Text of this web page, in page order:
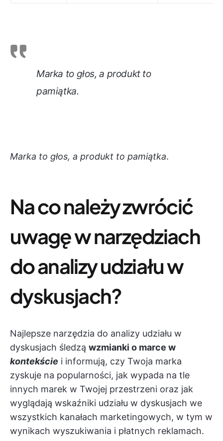
Marka to głos, a produkt to
pamiątka.
Marka to głos, a produkt to pamiątka.
Na co należy zwrócić
uwagę w narzędziach
do analizy udziału w
dyskusjach?
Najlepsze narzędzia do analizy udziału w
dyskusjach śledzą wzmianki o marce w
kontekście i informują, czy Twoja marka
zyskuje na popularności, jak wypada na tle
innych marek w Twojej przestrzeni oraz jak
wyglądają wskaźniki udziału w dyskusjach we
wszystkich kanałach marketingowych, w tym w
wynikach wyszukiwania i płatnych reklamach.